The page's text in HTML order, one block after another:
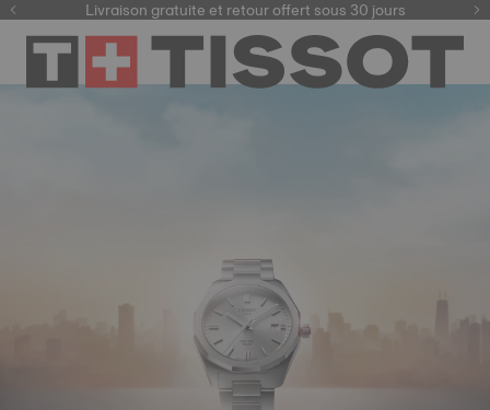
Livraison gratuite et retour offert sous 30 jours